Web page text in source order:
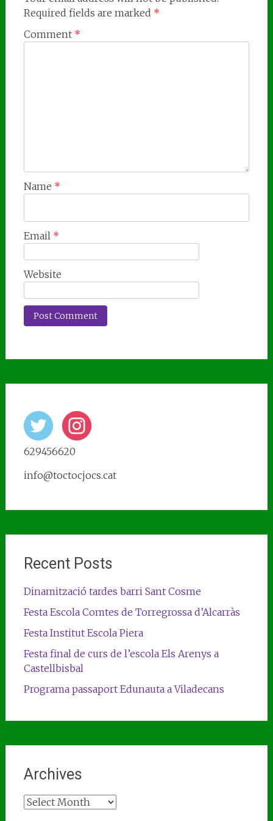
Required fields are marked *
Comment *
Name *
Email *
Website
629456620
info@toctocjocs.cat
Recent Posts
Dinamització tardes barri Sant Cosme
Festa Escola Comtes de Torregrossa d’Alcarràs
Festa Institut Escola Piera
Festa final de curs de l’escola Els Arenys a
Castellbisbal
Programa passaport Edunauta a Viladecans
Archives
Archives